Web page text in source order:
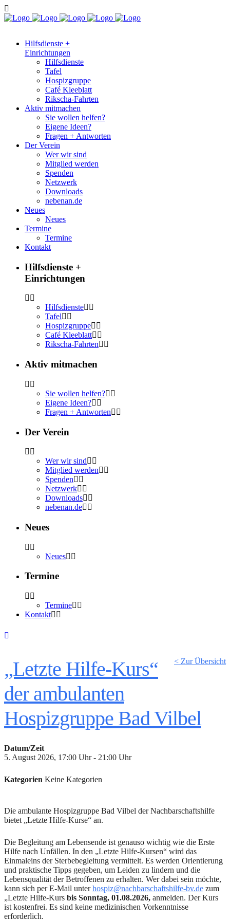
Hilfsdienste +
Einrichtungen
Hilfsdienste
Tafel
Hospizgruppe
Café Kleeblatt
Rikscha-Fahrten
Aktiv mitmachen
Sie wollen helfen?
Eigene Ideen?
Fragen + Antworten
Der Verein
Wer wir sind
Mitglied werden
Spenden
Netzwerk
Downloads
nebenan.de
Neues
Neues
Termine
Termine
Kontakt
Hilfsdienste +
Einrichtungen
Hilfsdienste
Tafel
Hospizgruppe
Café Kleeblatt
Rikscha-Fahrten
Aktiv mitmachen
Sie wollen helfen?
Eigene Ideen?
Fragen + Antworten
Der Verein
Wer wir sind
Mitglied werden
Spenden
Netzwerk
Downloads
nebenan.de
Neues
Neues
Termine
Termine
Kontakt
< Zur Übersicht
„Letzte Hilfe-Kurs“
der ambulanten
Hospizgruppe Bad Vilbel
Datum/Zeit
5. August 2026, 17:00 Uhr - 21:00 Uhr
Kategorien Keine Kategorien
Die ambulante Hospizgruppe Bad Vilbel der Nachbarschaftshilfe
bietet „Letzte Hilfe-Kurse“ an.
Die Begleitung am Lebensende ist genauso wichtig wie die Erste
Hilfe nach Unfällen. In den „Letzte Hilfe-Kursen“ wird das
Einmaleins der Sterbebegleitung vermittelt. Es werden Orientierung
und praktische Tipps gegeben, um Leiden zu lindern und die
Lebensqualität der Betroffenen zu erhalten. Wer dabei sein möchte,
kann sich per E-Mail unterhospiz@nachbarschaftshilfe-bv.de zum
„Letzte Hilfe-Kurs bis Sonntag, 01.08.2026, anmelden. Der Kurs
ist kostenfrei. Es sind keine medizinischen Vorkenntnisse
erforderlich.